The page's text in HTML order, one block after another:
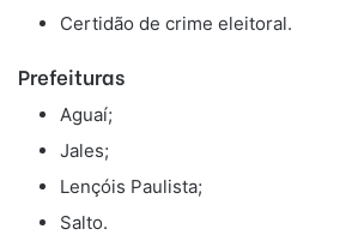
Certidão de crime eleitoral.
Prefeituras
Aguaí;
Jales;
Lençóis Paulista;
Salto.